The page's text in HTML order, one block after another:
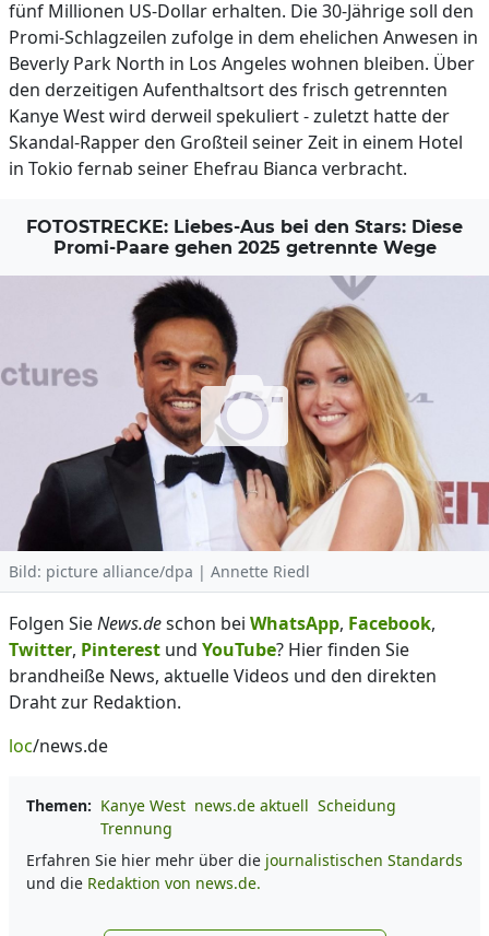
fünf Millionen US-Dollar erhalten. Die 30-Jährige soll den
Promi-Schlagzeilen zufolge in dem ehelichen Anwesen in
Beverly Park North in Los Angeles wohnen bleiben. Über
den derzeitigen Aufenthaltsort des frisch getrennten
Kanye West wird derweil spekuliert - zuletzt hatte der
Skandal-Rapper den Großteil seiner Zeit in einem Hotel
in Tokio fernab seiner Ehefrau Bianca verbracht.
FOTOSTRECKE: Liebes-Aus bei den Stars: Diese
Promi-Paare gehen 2025 getrennte Wege
Bild: picture alliance/dpa | Annette Riedl
Folgen SieNews.deschon bei WhatsApp, Facebook,
Twitter, Pinterest und YouTube? Hier finden Sie
brandheiße News, aktuelle Videos und den direkten
Draht zur Redaktion.
loc/news.de
Themen: Kanye West news.de aktuell Scheidung
Trennung
Erfahren Sie hier mehr über die journalistischen Standards
und die Redaktion von news.de.